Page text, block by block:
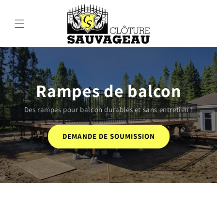
contenu
Rampes de balcon
Des rampes pour balcon durables et sans entretien !
DEMANDE DE SOUMISSION